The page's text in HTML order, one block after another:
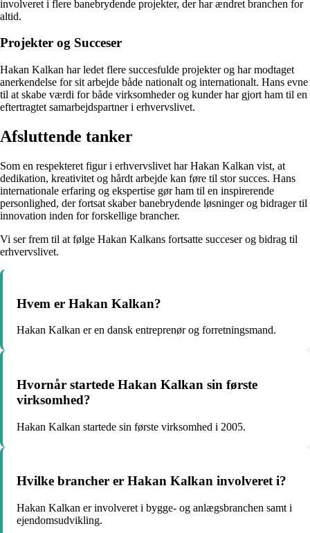
involveret i flere banebrydende projekter, der har ændret branchen for
altid.
Projekter og Succeser
Hakan Kalkan har ledet flere succesfulde projekter og har modtaget
anerkendelse for sit arbejde både nationalt og internationalt. Hans evne
til at skabe værdi for både virksomheder og kunder har gjort ham til en
eftertragtet samarbejdspartner i erhvervslivet.
Afsluttende tanker
Som en respekteret figur i erhvervslivet har Hakan Kalkan vist, at
dedikation, kreativitet og hårdt arbejde kan føre til stor succes. Hans
internationale erfaring og ekspertise gør ham til en inspirerende
personlighed, der fortsat skaber banebrydende løsninger og bidrager til
innovation inden for forskellige brancher.
Vi ser frem til at følge Hakan Kalkans fortsatte succeser og bidrag til
erhvervslivet.
Hvem er Hakan Kalkan?
Hakan Kalkan er en dansk entreprenør og forretningsmand.
Hvornår startede Hakan Kalkan sin første
virksomhed?
Hakan Kalkan startede sin første virksomhed i 2005.
Hvilke brancher er Hakan Kalkan involveret i?
Hakan Kalkan er involveret i bygge- og anlægsbranchen samt i
ejendomsudvikling.